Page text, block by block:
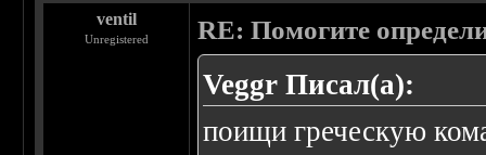
ventil
Unregistered RE: Помогите
Veggr Писал(а):
поищи греческую